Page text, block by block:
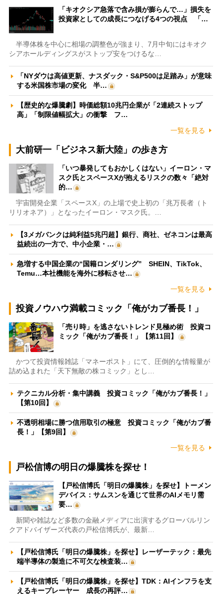
「キオクシア急落で含み損が膨らんで…」損失を
投資家としての成長につなげる4つの視点 「…
半導体株を中心に相場の調整色が強まり、7月中旬にはキオク
シアホールディングスがストップ安をつけるな…
「NYダウは高値更新、ナスダック・S&P500は足踏み」が意味
する米国株市場の変化 半…
【歴史的な爆騰劇】時価総額10兆円企業が「2連続ストップ
高」「制限値幅拡大」の衝撃 フ…
一覧を見る
大前研一「ビジネス新大陸」の歩き方
「いつ暴発してもおかしくはない」イーロン・マ
スク氏とスペースXが抱えるリスクの数々「絶対
的…
宇宙開発企業「スペースX」の上場で史上初の「兆万長者（ト
リリオネア）」となったイーロン・マスク氏。…
【3メガバンクは純利益5兆円超】銀行、商社、ゼネコンは最高
益続出の一方で、中小企業・…
急増する中国企業の“国籍ロンダリング” SHEIN、TikTok、
Temu…本社機能を海外に移転させ…
一覧を見る
投資ノウハウ満載コミック「俺がカブ番長！」
「売り時」を逃さないトレンド見極め術 投資コ
ミック「俺がカブ番長！」【第11回】
かつて投資情報雑誌「マネーポスト」にて、圧倒的な情報量が
詰め込まれた「天下無敵の株コミック」とし…
テクニカル分析・集中講義 投資コミック「俺がカブ番長！」
【第10回】
不透明相場に勝つ信用取引の極意 投資コミック「俺がカブ番
長！」【第9回】
一覧を見る
戸松信博の明日の爆騰株を探せ！
【戸松信博氏「明日の爆騰株」を探せ】トーメン
デバイス：サムスンを通じて世界のAIメモリ需
要…
新聞や雑誌など多数の金融メディアに出演するグローバルリン
クアドバイザーズ代表の戸松信博氏が、最新…
【戸松信博氏「明日の爆騰株」を探せ】レーザーテック：最先
端半導体の製造に不可欠な検査装…
【戸松信博氏「明日の爆騰株」を探せ】TDK：AIインフラを支
えるキープレーヤー 成長の再評…